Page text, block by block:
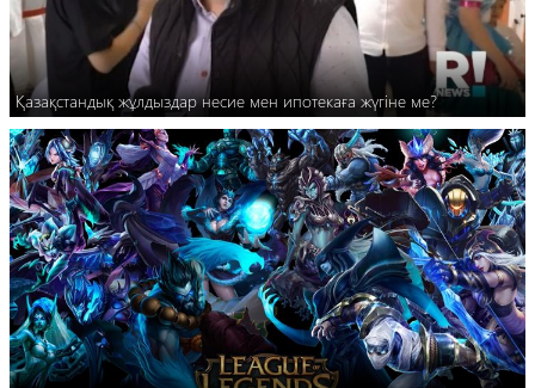
Қазақстандық жұлдыздар несие мен ипотекаға жүгіне ме?